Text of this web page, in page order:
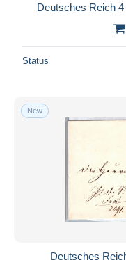
Deutsches Reich
Status
New
Deutsches